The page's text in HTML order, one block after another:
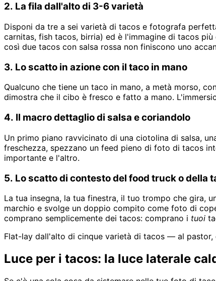
2. La fila dall'alto di 3-6 varietà
Disponi da tre a sei varietà di tacos e fotografa
carnitas, fish tacos, birria) ed è l'immagine di tacos
così due tacos con salsa rossa non finiscono uno
3. Lo scatto in azione con il taco in mano
Qualcuno che tiene un taco in mano, a metà morso,
dimostra che il cibo è fresco e fatto a mano.
4. Il macro dettaglio di salsa e coriandolo
Un primo piano ravvicinato di una ciotolina di salsa,
freschezza, spezzano un feed pieno di foto di tacos
importante e l'altro.
5. Lo scatto di contesto del food truck o della
La tua insegna, la tua finestra, il tuo trompo che gira,
marchio e svolge un doppio compito come foto di
comprano semplicemente dei tacos: comprano i tuoi
Flat-lay dall'alto di cinque varietà di tacos — al
Luce per i tacos: la luce laterale